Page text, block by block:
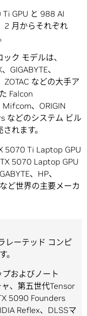
Ti GPU と 988 AI
2 月からそれぞれ
ク モデルは、
GIGABYTE、
などの大手ア
Falcon
、ORIGIN
などのシステム ビル
れます。
5070 Ti Laptop GPU
5070 Laptop GPU
、HP、
ど世界の主要メーカ
レーテッド コンピ
。
およびノート
、第五世代Tensor
5090 Founders
Reflex、DLSSマ